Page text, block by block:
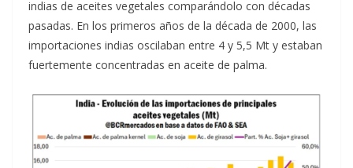
indias de aceites vegetales comparándolo con décadas
pasadas. En los primeros años de la década de 2000, las
importaciones indias oscilaban entre 4 y 5,5 Mt y estaban
fuertemente concentradas en aceite de palma.